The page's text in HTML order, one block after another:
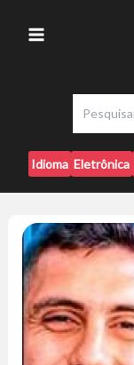
Menu
Idioma Eletrônica
de